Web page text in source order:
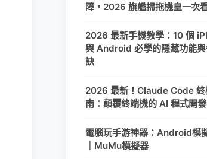
障，2026 旗艦掃拖機皇一次
2026 最新手機教學：10 個
與 Android 必學的隱藏功能
訣
2026 最新！Claude Code 終
南：顛覆終端機的 AI 程式開
電腦玩手游神器：Android模
｜MuMu模擬器